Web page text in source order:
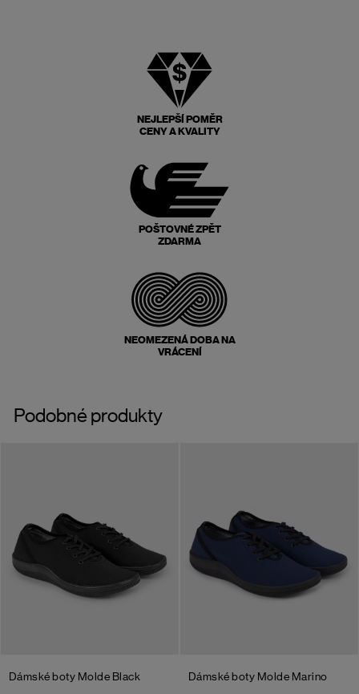
NEJLEPŠÍ POMĚR
CENY A KVALITY
POŠTOVNÉ ZPĚT
ZDARMA
NEOMEZENÁ DOBA NA
VRÁCENÍ
Podobné produkty
Dámské boty Molde Black Dámské boty Molde Marino